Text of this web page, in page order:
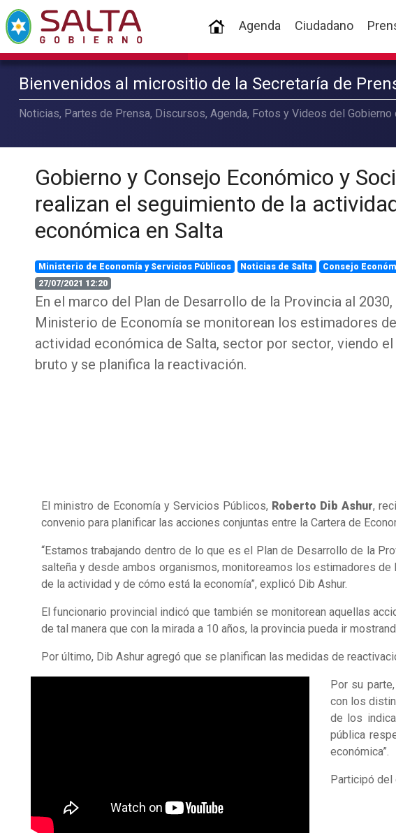
(current)
Agenda Ciudadano
Bienvenidos al micrositio de la Secretaría de
Noticias, Partes de Prensa, Discursos, Agenda, Fotos y Videos del Gobierno
Gobierno y Consejo Económico y
realizan el seguimiento de la
económica en Salta
Ministerio de Economía y Servicios Públicos Noticias de Salta
Consejo
27/07/2021 12:20
En el marco del Plan de Desarrollo de la Provincia al
Ministerio de Economía se monitorean los estimadores
actividad económica de Salta, sector por sector, viendo
bruto y se planifica la reactivación.
El ministro de Economía y Servicios Públicos, Roberto Dib Ashur,
convenio para planificar las acciones conjuntas entre la Cartera de
“Estamos trabajando dentro de lo que es el Plan de Desarrollo de la
salteña y desde ambos organismos, monitoreamos los estimadores
de la actividad y de cómo está la economía”, explicó Dib Ashur.
El funcionario provincial indicó que también se monitorean aquellas
de tal manera que con la mirada a 10 años, la provincia pueda ir
Por último, Dib Ashur agregó que se planifican las medidas de
Por su
con los
de los
pública
económica”.
Participó